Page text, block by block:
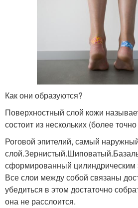
Как они образуются?
Поверхностный слой кожи
состоит из нескольких (более
Роговой эпителий, самый
сформированный цилиндрическим
Все слои между собой связаны
убедиться в этом достаточно
она не расслоится.